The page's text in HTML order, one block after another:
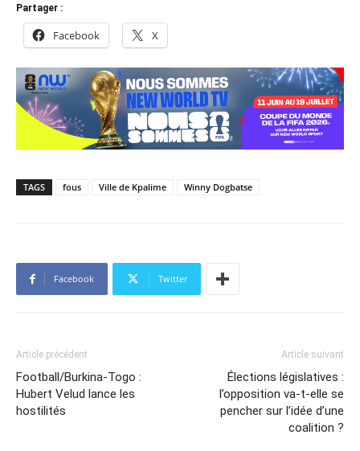
Partager :
Facebook X
TAGS fous Ville de Kpalime Winny Dogbatse
Facebook Twitter
Article précédent
Football/Burkina-Togo :
Hubert Velud lance les
hostilités
Article suivant
Élections législatives :
l’opposition va-t-elle se
pencher sur l’idée d’une
coalition ?